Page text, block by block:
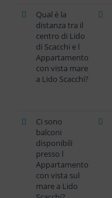
Qual è la
distanza tra il
centro di Lido
di Scacchi e l
Appartamento
con vista mare
a Lido Scacchi?
Ci sono
balconi
disponibili
presso l
Appartamento
con vista sul
mare a Lido